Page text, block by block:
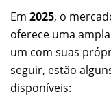
Em 2025, o
oferece uma
um com suas
seguir, estão
disponíveis: